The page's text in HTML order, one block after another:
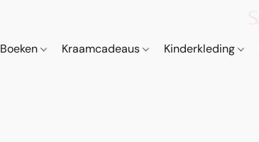
Boeken Kraamcadeaus Kinderkleding